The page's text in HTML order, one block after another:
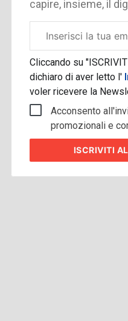
capire, insieme, il
aziendale
Cliccando su
dichiaro di aver letto l'
voler ricevere la
Acconsento
promozionali e
ISCRIVITI